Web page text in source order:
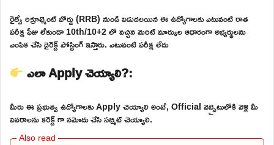
రైల్వే రిక్రూట్మెంట్ బోర్డు (RRB) నుండి విడుదలయిన ఈ ఉద్యోగాలకు ఎటువంటి రాత
పరీక్ష ఫీజు లేకుండా 10th/10+2 లో వచ్చిన మెరిట్ మార్కుల ఆధారంగా అభ్యర్థులను
ఎంపిక చేసి డైరెక్ట్ పోస్టింగ్ ఇస్తారు. ఎటువంటి పరీక్ష లేదు
ఎలా Apply చెయ్యాలి?:
మీరు ఈ ప్రభుత్వ ఉద్యోగాలకు Apply చెయ్యాలి అంటే, Official వెబ్సైటులోకి వెళ్లి మీ
వివరాలను కరెక్ట్ గా నమోదు చేసి సబ్మిట్ చెయ్యాలి.